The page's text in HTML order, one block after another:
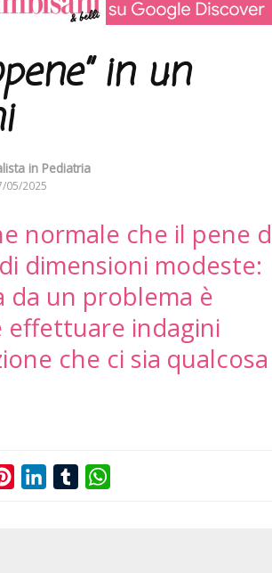
in un
in Pediatria
05/2025
normale che il pene
dimensioni modeste:
da un problema è
indagini
che ci sia qualcosa
PinterestLinkedInTumblr